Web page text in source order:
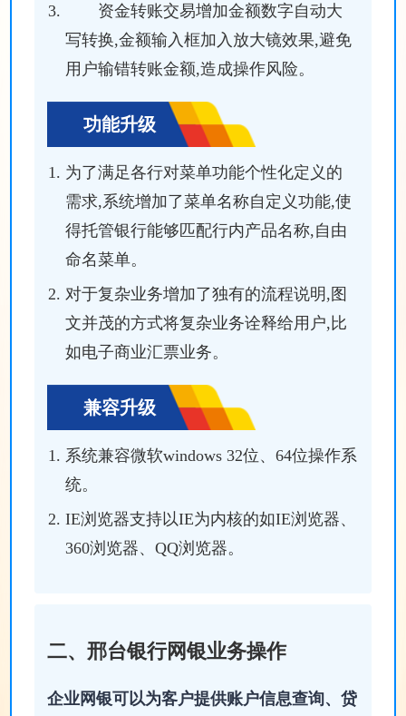
资金转账交易增加金额数字自动大
写转换,金额输入框加入放大镜效果,避免
用户输错转账金额,造成操作风险。
功能升级
为了满足各行对菜单功能个性化定义的
需求,系统增加了菜单名称自定义功能,使
得托管银行能够匹配行内产品名称,自由
命名菜单。
对于复杂业务增加了独有的流程说明,图
文并茂的方式将复杂业务诠释给用户,比
如电子商业汇票业务。
兼容升级
系统兼容微软windows 32位、64位操作系
统。
IE浏览器支持以IE为内核的如IE浏览器、
360浏览器、QQ浏览器。
二、邢台银行网银业务操作
企业网银可以为客户提供账户信息查询、贷